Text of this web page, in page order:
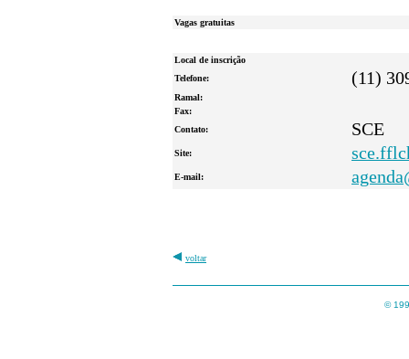
Vagas gratuitas
Local de inscrição
Telefone:
(11)
Ramal:
Fax:
Contato:
SCE
Site:
E-mail:
voltar
©